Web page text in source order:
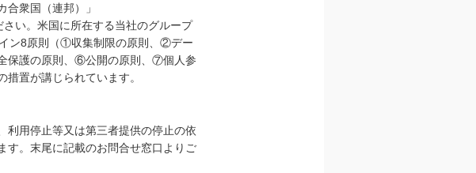
衆国（連邦）」
い。米国に所在する当社のグループ
ン8原則（①収集制限の原則、②デー
保護の原則、⑥公開の原則、⑦個人参
置が講じられています。
利用停止等又は第三者提供の停止の依
す。末尾に記載のお問合せ窓口よりご